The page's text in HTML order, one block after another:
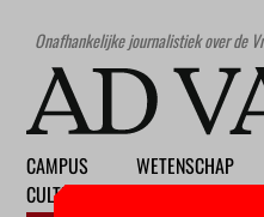
Onafhankelijke journalistiek over de
CAMPUS
CULTUUR
WETENSCHAP